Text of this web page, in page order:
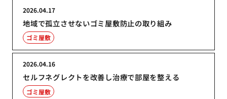
地域で孤立させないゴミ屋敷防止の取り組み
2026.04.17
ゴミ屋敷
セルフネグレクトを改善し治療で部屋を整える
2026.04.16
ゴミ屋敷